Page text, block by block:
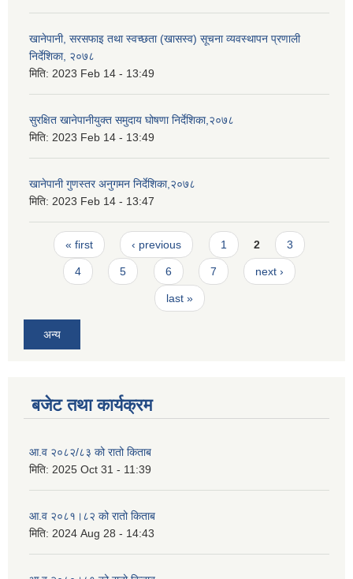
खानेपानी, सरसफाइ तथा स्वच्छता (खासस्व) सूचना व्यवस्थापन प्रणाली
निर्देशिका, २०७८
मिति: 2023 Feb 14 - 13:49
सुरक्षित खानेपानीयुक्त समुदाय घोषणा निर्देशिका,२०७८
मिति: 2023 Feb 14 - 13:49
खानेपानी गुणस्तर अनुगमन निर्देशिका,२०७८
मिति: 2023 Feb 14 - 13:47
Pages
« first ‹ previous 1 2 3
4 5 6 7 next ›
last »
अन्य
बजेट तथा कार्यक्रम
आ.व २०८२/८३ को रातो किताब
मिति: 2025 Oct 31 - 11:39
आ.व २०८१।८२ को रातो किताब
मिति: 2024 Aug 28 - 14:43